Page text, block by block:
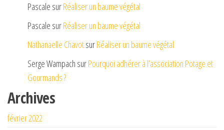
Pascale surRéaliser un baume végétal
Pascale surRéaliser un baume végétal
Nathanaelle ChavotsurRéaliser un baume végétal
Serge Wampach surPourquoi adhérer à l’association Potage et
Gourmands ?
Archives
février 2022